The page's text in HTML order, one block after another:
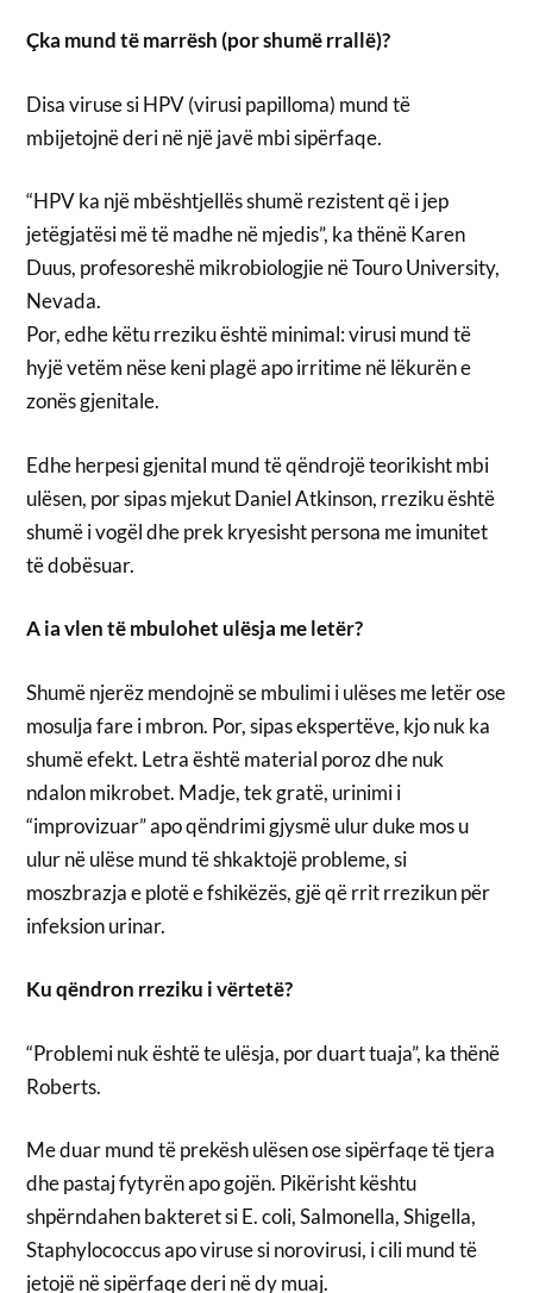
Çka mund të marrësh (por shumë rrallë)?
Disa viruse si HPV (virusi papilloma) mund të
mbijetojnë deri në një javë mbi sipërfaqe.
“HPV ka një mbështjellës shumë rezistent që i jep
jetëgjatësi më të madhe në mjedis”, ka thënë Karen
Duus, profesoreshë mikrobiologjie në Touro University,
Nevada.
Por, edhe këtu rreziku është minimal: virusi mund të
hyjë vetëm nëse keni plagë apo irritime në lëkurën e
zonës gjenitale.
Edhe herpesi gjenital mund të qëndrojë teorikisht mbi
ulësen, por sipas mjekut Daniel Atkinson, rreziku është
shumë i vogël dhe prek kryesisht persona me imunitet
të dobësuar.
A ia vlen të mbulohet ulësja me letër?
Shumë njerëz mendojnë se mbulimi i ulëses me letër ose
mosulja fare i mbron. Por, sipas ekspertëve, kjo nuk ka
shumë efekt. Letra është material poroz dhe nuk
ndalon mikrobet. Madje, tek gratë, urinimi i
“improvizuar” apo qëndrimi gjysmë ulur duke mos u
ulur në ulëse mund të shkaktojë probleme, si
moszbrazja e plotë e fshikëzës, gjë që rrit rrezikun për
infeksion urinar.
Ku qëndron rreziku i vërtetë?
“Problemi nuk është te ulësja, por duart tuaja”, ka thënë
Roberts.
Me duar mund të prekësh ulësen ose sipërfaqe të tjera
dhe pastaj fytyrën apo gojën. Pikërisht kështu
shpërndahen bakteret si E. coli, Salmonella, Shigella,
Staphylococcus apo viruse si norovirusi, i cili mund të
jetojë në sipërfaqe deri në dy muaj.